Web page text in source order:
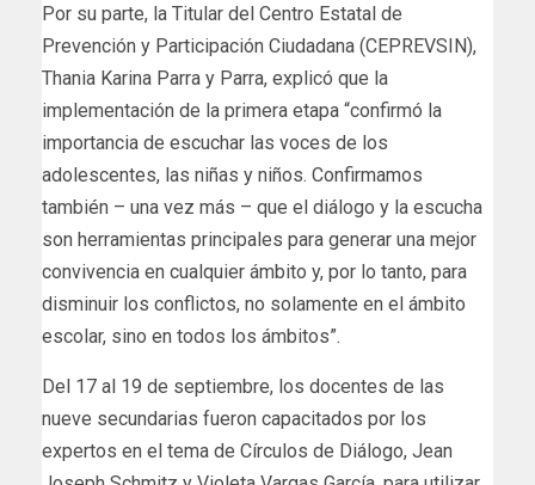
Por su parte, la Titular del Centro Estatal de
Prevención y Participación Ciudadana (CEPREVSIN),
Thania Karina Parra y Parra, explicó que la
implementación de la primera etapa “confirmó la
importancia de escuchar las voces de los
adolescentes, las niñas y niños. Confirmamos
también – una vez más – que el diálogo y la escucha
son herramientas principales para generar una mejor
convivencia en cualquier ámbito y, por lo tanto, para
disminuir los conflictos, no solamente en el ámbito
escolar, sino en todos los ámbitos”.
Del 17 al 19 de septiembre, los docentes de las
nueve secundarias fueron capacitados por los
expertos en el tema de Círculos de Diálogo, Jean